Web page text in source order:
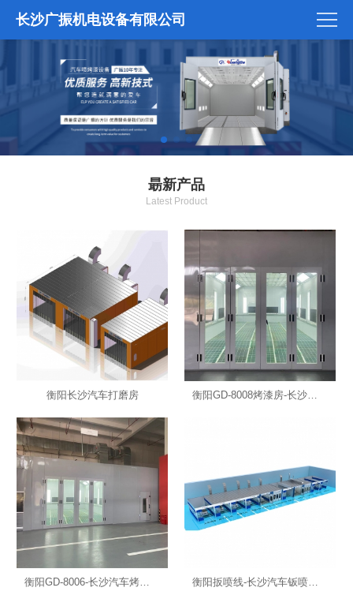
长沙广振机电设备有限公司
朂新产品
Latest Product
衡阳长沙汽车打磨房
衡阳GD-8006-长沙汽车烤漆房 衡阳扳喷线-长沙汽车钣喷流水线